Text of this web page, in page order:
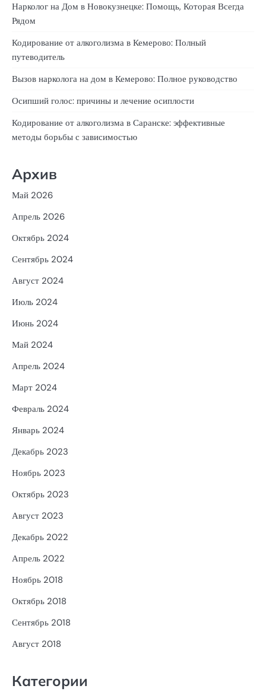
Нарколог на Дом в Новокузнецке: Помощь, Которая Всегда
Рядом
Кодирование от алкоголизма в Кемерово: Полный
путеводитель
Вызов нарколога на дом в Кемерово: Полное руководство
Осипший голос: причины и лечение осиплости
Кодирование от алкоголизма в Саранске: эффективные
методы борьбы с зависимостью
Архив
Май 2026
Апрель 2026
Октябрь 2024
Сентябрь 2024
Август 2024
Июль 2024
Июнь 2024
Май 2024
Апрель 2024
Март 2024
Февраль 2024
Январь 2024
Декабрь 2023
Ноябрь 2023
Октябрь 2023
Август 2023
Декабрь 2022
Апрель 2022
Ноябрь 2018
Октябрь 2018
Сентябрь 2018
Август 2018
Категории